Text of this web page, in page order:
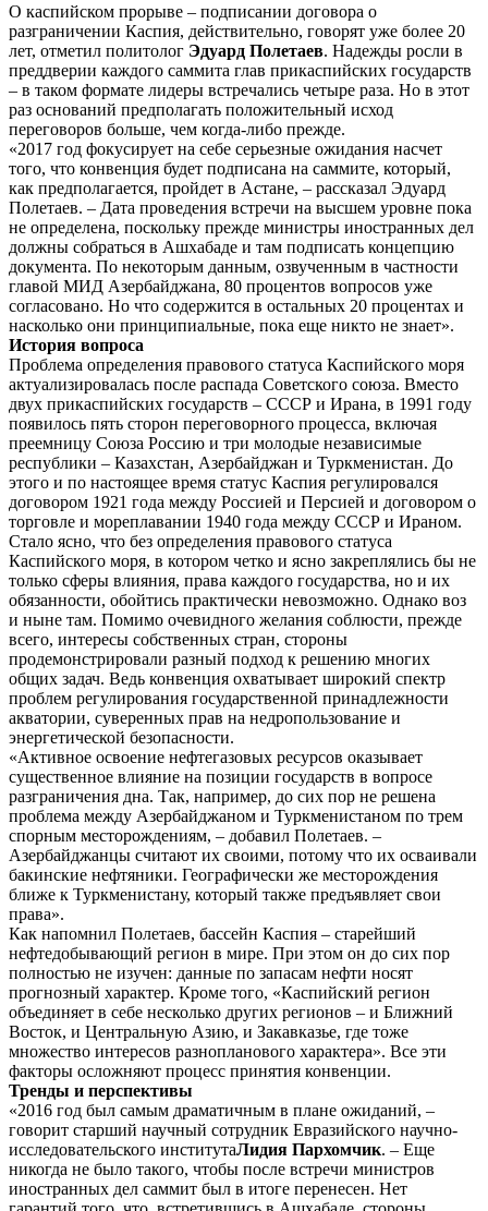
О каспийском прорыве – подписании договора о
разграничении Каспия, действительно, говорят уже более 20
лет, отметил политолог Эдуард Полетаев. Надежды росли в
преддверии каждого саммита глав прикаспийских государств
– в таком формате лидеры встречались четыре раза. Но в этот
раз оснований предполагать положительный исход
переговоров больше, чем когда-либо прежде.
«2017 год фокусирует на себе серьезные ожидания насчет
того, что конвенция будет подписана на саммите, который,
как предполагается, пройдет в Астане, – рассказал Эдуард
Полетаев. – Дата проведения встречи на высшем уровне пока
не определена, поскольку прежде министры иностранных дел
должны собраться в Ашхабаде и там подписать концепцию
документа. По некоторым данным, озвученным в частности
главой МИД Азербайджана, 80 процентов вопросов уже
согласовано. Но что содержится в остальных 20 процентах и
насколько они принципиальные, пока еще никто не знает».
История вопроса
Проблема определения правового статуса Каспийского моря
актуализировалась после распада Советского союза. Вместо
двух прикаспийских государств – СССР и Ирана, в 1991 году
появилось пять сторон переговорного процесса, включая
преемницу Союза Россию и три молодые независимые
республики – Казахстан, Азербайджан и Туркменистан. До
этого и по настоящее время статус Каспия регулировался
договором 1921 года между Россией и Персией и договором о
торговле и мореплавании 1940 года между СССР и Ираном.
Стало ясно, что без определения правового статуса
Каспийского моря, в котором четко и ясно закреплялись бы не
только сферы влияния, права каждого государства, но и их
обязанности, обойтись практически невозможно. Однако воз
и ныне там. Помимо очевидного желания соблюсти, прежде
всего, интересы собственных стран, стороны
продемонстрировали разный подход к решению многих
общих задач. Ведь конвенция охватывает широкий спектр
проблем регулирования государственной принадлежности
акватории, суверенных прав на недропользование и
энергетической безопасности.
«Активное освоение нефтегазовых ресурсов оказывает
существенное влияние на позиции государств в вопросе
разграничения дна. Так, например, до сих пор не решена
проблема между Азербайджаном и Туркменистаном по трем
спорным месторождениям, – добавил Полетаев. –
Азербайджанцы считают их своими, потому что их осваивали
бакинские нефтяники. Географически же месторождения
ближе к Туркменистану, который также предъявляет свои
права».
Как напомнил Полетаев, бассейн Каспия – старейший
нефтедобывающий регион в мире. При этом он до сих пор
полностью не изучен: данные по запасам нефти носят
прогнозный характер. Кроме того, «Каспийский регион
объединяет в себе несколько других регионов – и Ближний
Восток, и Центральную Азию, и Закавказье, где тоже
множество интересов разнопланового характера». Все эти
факторы осложняют процесс принятия конвенции.
Тренды и перспективы
«2016 год был самым драматичным в плане ожиданий, –
говорит старший научный сотрудник Евразийского научно-
исследовательского институтаЛидия Пархомчик. – Еще
никогда не было такого, чтобы после встречи министров
иностранных дел саммит был в итоге перенесен. Нет